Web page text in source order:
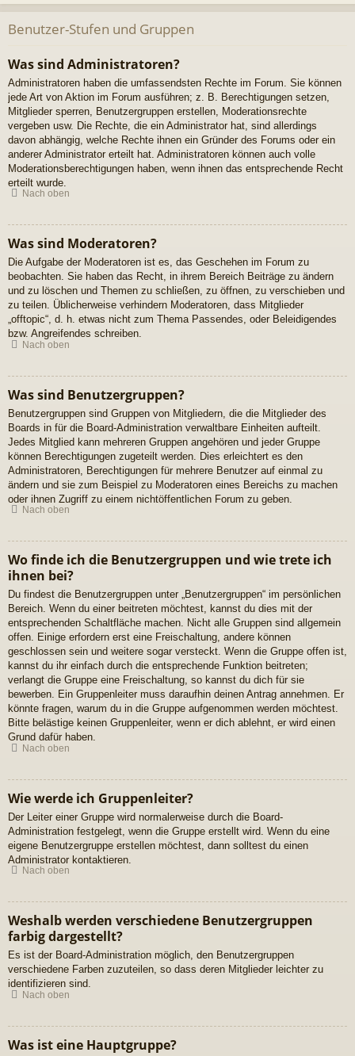
Benutzer-Stufen und Gruppen
Was sind Administratoren?
Administratoren haben die umfassendsten Rechte im Forum. Sie können
jede Art von Aktion im Forum ausführen; z. B. Berechtigungen setzen,
Mitglieder sperren, Benutzergruppen erstellen, Moderationsrechte
vergeben usw. Die Rechte, die ein Administrator hat, sind allerdings
davon abhängig, welche Rechte ihnen ein Gründer des Forums oder ein
anderer Administrator erteilt hat. Administratoren können auch volle
Moderationsberechtigungen haben, wenn ihnen das entsprechende Recht
erteilt wurde.
Nach oben
Was sind Moderatoren?
Die Aufgabe der Moderatoren ist es, das Geschehen im Forum zu
beobachten. Sie haben das Recht, in ihrem Bereich Beiträge zu ändern
und zu löschen und Themen zu schließen, zu öffnen, zu verschieben und
zu teilen. Üblicherweise verhindern Moderatoren, dass Mitglieder
„offtopic“, d. h. etwas nicht zum Thema Passendes, oder Beleidigendes
bzw. Angreifendes schreiben.
Nach oben
Was sind Benutzergruppen?
Benutzergruppen sind Gruppen von Mitgliedern, die die Mitglieder des
Boards in für die Board-Administration verwaltbare Einheiten aufteilt.
Jedes Mitglied kann mehreren Gruppen angehören und jeder Gruppe
können Berechtigungen zugeteilt werden. Dies erleichtert es den
Administratoren, Berechtigungen für mehrere Benutzer auf einmal zu
ändern und sie zum Beispiel zu Moderatoren eines Bereichs zu machen
oder ihnen Zugriff zu einem nichtöffentlichen Forum zu geben.
Nach oben
Wo finde ich die Benutzergruppen und wie trete ich
ihnen bei?
Du findest die Benutzergruppen unter „Benutzergruppen“ im persönlichen
Bereich. Wenn du einer beitreten möchtest, kannst du dies mit der
entsprechenden Schaltfläche machen. Nicht alle Gruppen sind allgemein
offen. Einige erfordern erst eine Freischaltung, andere können
geschlossen sein und weitere sogar versteckt. Wenn die Gruppe offen ist,
kannst du ihr einfach durch die entsprechende Funktion beitreten;
verlangt die Gruppe eine Freischaltung, so kannst du dich für sie
bewerben. Ein Gruppenleiter muss daraufhin deinen Antrag annehmen. Er
könnte fragen, warum du in die Gruppe aufgenommen werden möchtest.
Bitte belästige keinen Gruppenleiter, wenn er dich ablehnt, er wird einen
Grund dafür haben.
Nach oben
Wie werde ich Gruppenleiter?
Der Leiter einer Gruppe wird normalerweise durch die Board-
Administration festgelegt, wenn die Gruppe erstellt wird. Wenn du eine
eigene Benutzergruppe erstellen möchtest, dann solltest du einen
Administrator kontaktieren.
Nach oben
Weshalb werden verschiedene Benutzergruppen
farbig dargestellt?
Es ist der Board-Administration möglich, den Benutzergruppen
verschiedene Farben zuzuteilen, so dass deren Mitglieder leichter zu
identifizieren sind.
Nach oben
Was ist eine Hauptgruppe?